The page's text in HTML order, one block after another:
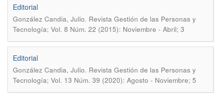
Editorial
González Candia, Julio. Revista Gestión de las Personas y
Tecnología; Vol. 8 Núm. 22 (2015): Noviembre - Abril; 3
Editorial
González Candia, Julio. Revista Gestión de las Personas y
Tecnología; Vol. 13 Núm. 39 (2020): Agosto - Noviembre; 5